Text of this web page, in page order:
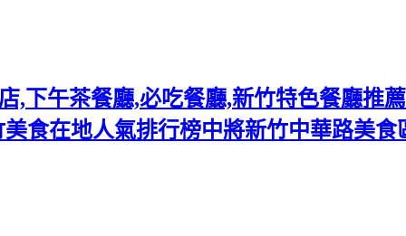
,下午茶餐廳,必吃餐廳,新竹特色餐廳推
食在地人氣排行榜中將新竹中華路美食